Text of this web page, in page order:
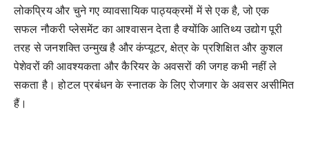
लोकप्रिय और चुने गए व्यावसायिक पाठ्यक्रमों में से एक है,जो एक
सफल नौकरी प्लेसमेंट का आश्वासन देता है क्योंकि आतिथ्य उद्योग पूरी
तरह से जनशक्ति उन्मुख है और कंप्यूटर, क्षेत्र के प्रशिक्षित और कुशल
पेशेवरों की आवश्यकता और कैरियर के अवसरों की जगह कभी नहीं ले
सकता है। होटल प्रबंधन के स्नातक के लिए रोजगार के अवसर असीमित
हैं।